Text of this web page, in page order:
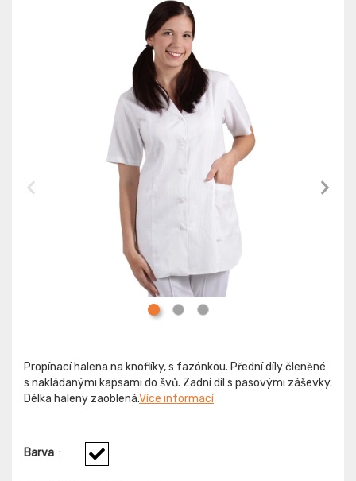
Propínací halena na knoflíky, s fazónkou. Přední díly členěné
s nakládanými kapsami do švů. Zadní díl s pasovými záševky.
Délka haleny zaoblená.Více informací
Barva :